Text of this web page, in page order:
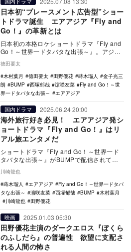
日本初“プレースメント広告型”ショー
トドラマ誕生 エアアジア『Fly and
Go！』の革新とは
日本初の本格ロケショートドラマ『Fly and
Go！～世界一ドタバタな出張～』。アジア
同…
徳田要太
木村葉月
徳田要太 田野優花 蒔木瑠人
金子光三
朗
BUMP 西塚郁哉 濵咲友菜
Fly and Go！～世
界一ドタバタな出張～
エアアジア
国内ドラマ 2025.06.24 20:00
海外旅行好き必見！ エアアジア発シ
ョートドラマ『Fly and Go！』はリ
アル旅エンタメだ
ショートドラマ『Fly and Go！～世界一ド
タバタな出張～』がBUMPで配信されてい
縦…
川崎龍也
蒔木瑠人
エアアジア
Fly and Go！～世界一ドタバ
タな出張～
濵咲友菜 西塚郁哉 BUMP
木村葉月
川崎龍也
田野優花
映画 2025.01.03 05:30
田野優花主演のダークエロス『ぼくら
のふしだら』の普遍性 欲望に支配さ
れる人間の怖さ